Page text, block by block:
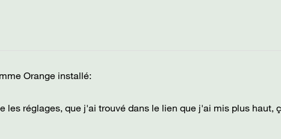
Orange installé:
les réglages, que j'ai trouvé dans le lien que j'ai mis plus haut,